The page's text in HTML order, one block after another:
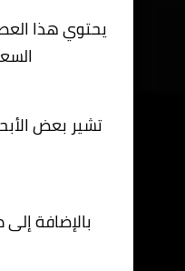
يحتوي هذا
تشير بعض
بالإضافة